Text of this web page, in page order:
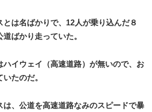
は名ばかりで、12人が乗り込んだ８
ばかり走っていた。
イウェイ（高速道路）が無いので、お
たのだ。
、公道を高速道路なみのスピードで暴